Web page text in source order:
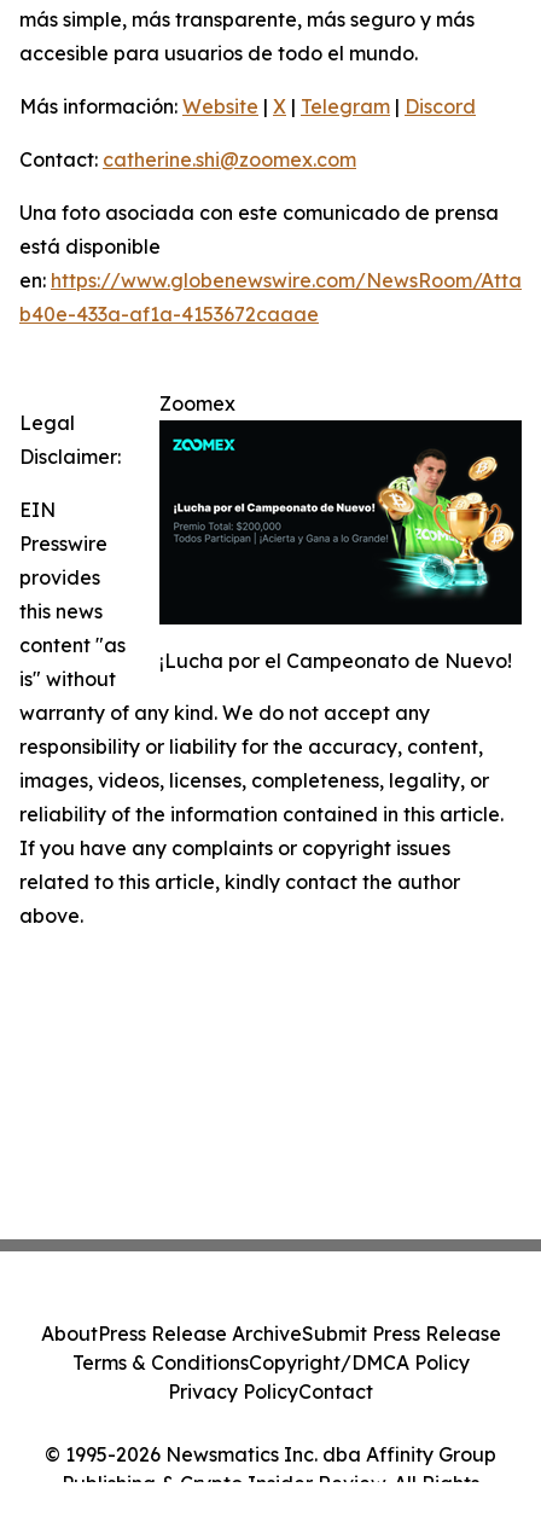
más simple, más transparente, más seguro y más
accesible para usuarios de todo el mundo.
Más información: Website | X | Telegram | Discord
Contact: catherine.shi@zoomex.com
Una foto asociada con este comunicado de prensa
está disponible
en: https://www.globenewswire.com/NewsRoom/
b40e-433a-af1a-4153672caaae
Zoomex
¡Lucha por el Campeonato de Nuevo!
Legal
Disclaimer:
EIN
Presswire
provides
this news
content "as
is" without
warranty of any kind. We do not accept any
responsibility or liability for the accuracy, content,
images, videos, licenses, completeness, legality, or
reliability of the information contained in this article.
If you have any complaints or copyright issues
related to this article, kindly contact the author
above.
© 1995-2026 Newsmatics Inc. dba Affinity Group
Publishing & Crypto Insider Review. All Rights
AboutPress Release ArchiveSubmit Press Release
Terms & ConditionsCopyright/DMCA Policy
Privacy PolicyContact